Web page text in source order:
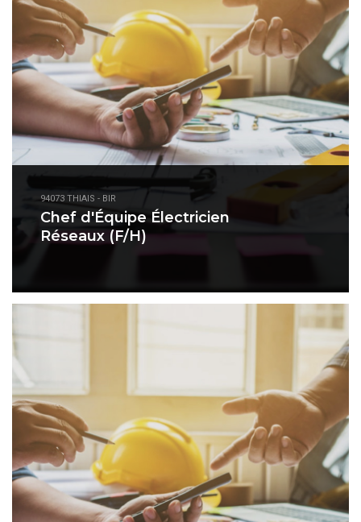
94073 THIAIS - BIR
Chef d'Équipe Électricien
Réseaux (F/H)